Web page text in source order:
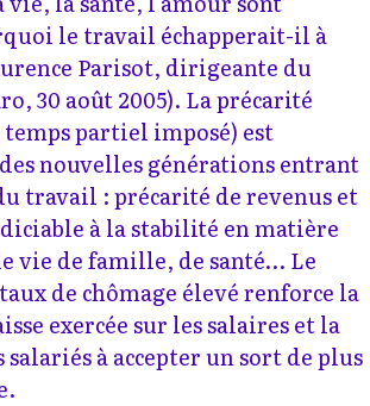
le travail échapperait-il à
Parisot, dirigeante du
30 août 2005). La précarité
partiel imposé) est
nouvelles générations entrant
travail : précarité de revenus et
à la stabilité en matière
vie de famille, de santé… Le
de chômage élevé renforce la
exercée sur les salaires et la
à accepter un sort de plus